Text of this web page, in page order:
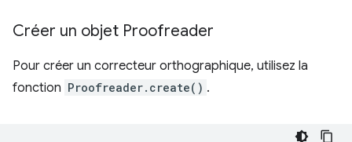
Créer un objet Proofreader
Pour créer un correcteur orthographique, utilisez la
fonction Proofreader.create() .